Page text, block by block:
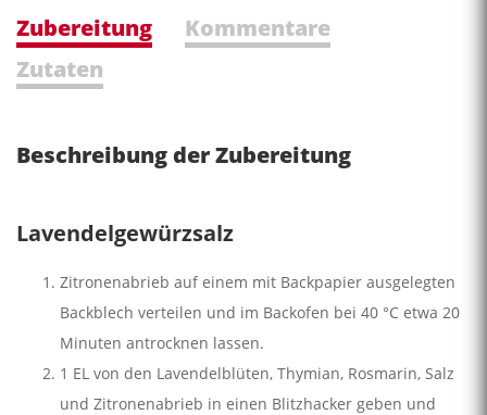
Zubereitung
Kommentare
Zutaten
Beschreibung der Zubereitung
Lavendelgewürzsalz
Zitronenabrieb auf einem mit Backpapier ausgelegten
Backblech verteilen und im Backofen bei 40 °C etwa 20
Minuten antrocknen lassen.
1 EL von den Lavendelblüten, Thymian, Rosmarin, Salz
und Zitronenabrieb in einen Blitzhacker geben und